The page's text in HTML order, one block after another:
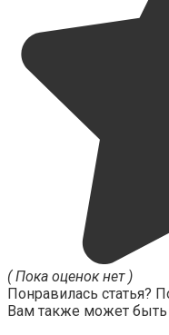
( Пока оценок нет )
Понравилась статья?
Вам также может быть